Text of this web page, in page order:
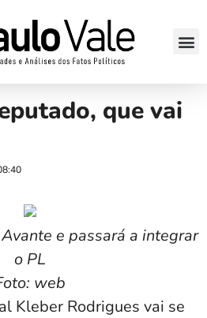
que vai
e passará a integrar
o PL
web
Kleber Rodrigues vai se